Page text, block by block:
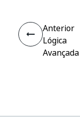
Anterior
Lógica
Avançada